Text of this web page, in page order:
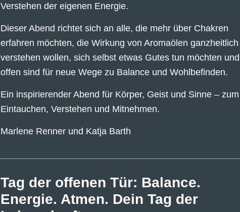
Verstehen der eigenen Energie.
Dieser Abend richtet sich an alle, die mehr über Chakren
erfahren möchten, die Wirkung von Aromaölen ganzheitlich
verstehen wollen, sich selbst etwas Gutes tun möchten und
offen sind für neue Wege zu Balance und Wohlbefinden.
Ein inspirierender Abend für Körper, Geist und Sinne – zum
Eintauchen, Verstehen und Mitnehmen.
Marlene Renner und Katja Barth
Tag der offenen Tür: Balance.
Energie. Atmen. Dein Tag der